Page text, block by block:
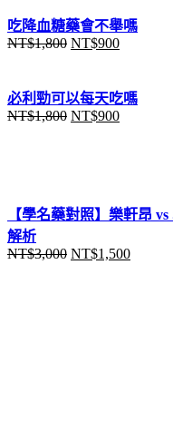
吃降血糖藥會不舉嗎
NT$1,800 原
價
格：
NT$900目
價
格：
必利勁可以每天吃嗎
NT$1,800 原
NT$1,800。
NT$900目
NT$900
【學名藥對照】樂軒昂
解析
NT$3,000 原
NT$1,500目